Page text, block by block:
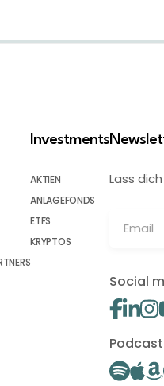
Investments
AKTIEN
ANLAGEFONDS
ETFS
KRYPTOS
Lass
Social